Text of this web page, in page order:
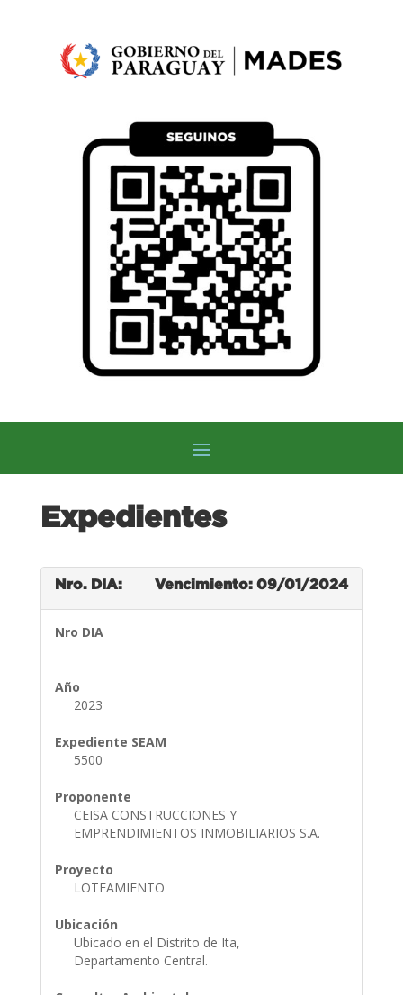
Expedientes
Nro. DIA: Vencimiento: 09/01/2024
Nro DIA
Año
2023
Expediente SEAM
5500
Proponente
CEISA CONSTRUCCIONES Y
EMPRENDIMIENTOS INMOBILIARIOS S.A.
Proyecto
LOTEAMIENTO
Ubicación
Ubicado en el Distrito de Ita,
Departamento Central.